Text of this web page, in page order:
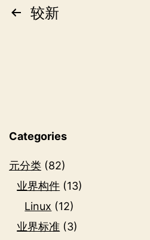
文 较新
Categories
元分类 (82)
业界构件 (13)
Linux (12)
业界标准 (3)